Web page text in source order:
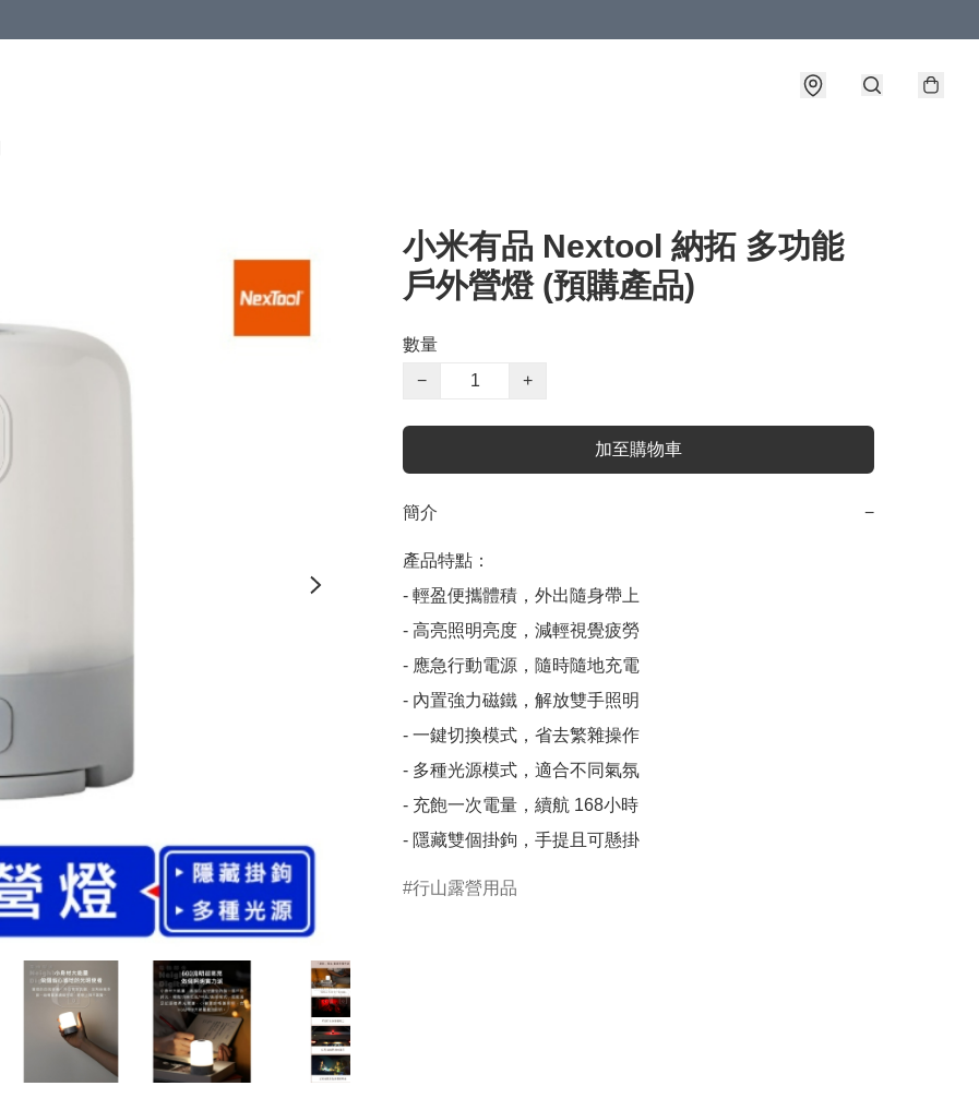
小米有品 Nextool 納拓 多功能
戶外營燈 (預購產品)
數量
−
+
加至購物車
簡介 −
產品特點：
- 輕盈便攜體積，外出隨身帶上
- 高亮照明亮度，減輕視覺疲勞
- 應急行動電源，隨時隨地充電
- 內置強力磁鐵，解放雙手照明
- 一鍵切換模式，省去繁雜操作
- 多種光源模式，適合不同氣氛
- 充飽一次電量，續航 168小時
- 隱藏雙個掛鉤，手提且可懸掛
行山露營用品